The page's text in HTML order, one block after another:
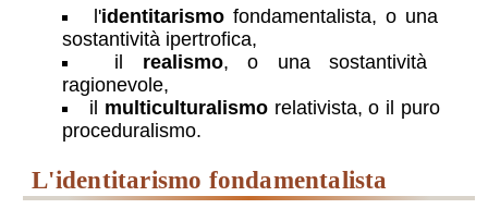
l'identitarismo fondamentalista, o una
sostantività ipertrofica,
il realismo, o una sostantività
ragionevole,
il multiculturalismorelativista, o il puro
proceduralismo.
l'identitarismo fondamentalista